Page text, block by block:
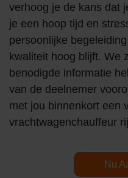
verhoog je de kans dat
je een hoop tijd en
persoonlijke
kwaliteit hoog blijft. We
benodigde informatie
van de deelnemer
met jou binnenkort een
vrachtwagenchauffeur
Nu